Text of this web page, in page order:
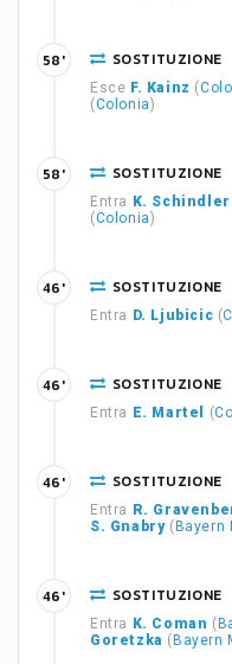
SOSTITUZIONE
Esce F. Kainz (
(Colonia)
58'
SOSTITUZIONE
Entra K. Schindler
(Colonia)
58'
SOSTITUZIONE
Entra D. Ljubicic (
46'
SOSTITUZIONE
Entra E. Martel (
46'
SOSTITUZIONE
Entra R.
S. Gnabry( Bayern
46'
SOSTITUZIONE
Entra K. Coman (
Goretzka ( Bayern
46'